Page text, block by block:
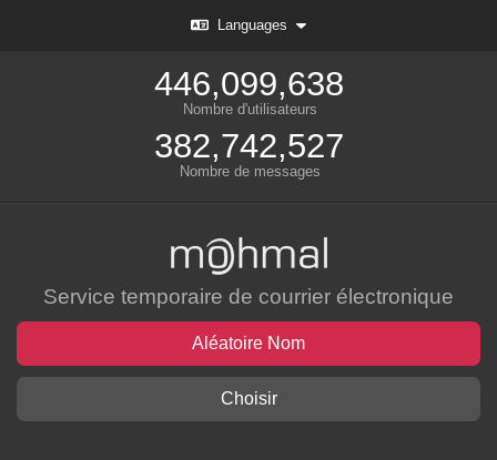
Languages
446,099,638
Nombre d'utilisateurs
382,742,527
Nombre de messages
Service temporaire de courrier électronique
Aléatoire Nom
Choisir